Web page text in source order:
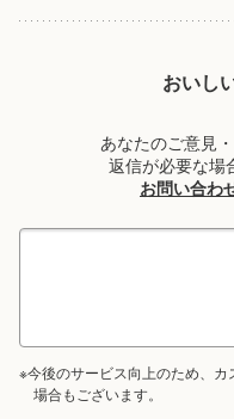
おいし
あなたのご意見
返信が必要な場
お問い合わ
※今後のサービス向上のため、カ
場合もございます。